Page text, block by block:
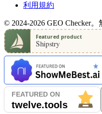
利用規約
© 2024-2026 GEO Checker